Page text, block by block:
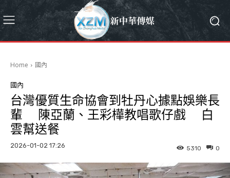
Home 國內
國內
台灣優質生命協會到牡丹心據點娛樂長
輩 陳亞蘭、王彩樺教唱歌仔戲 白
雲幫送餐
2026-01-02 17:26 0
5310